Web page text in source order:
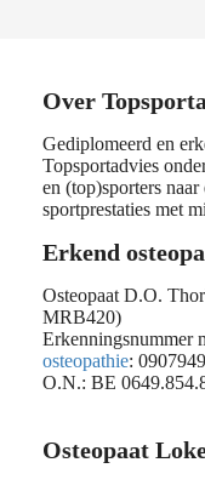
Over
Gediplomeerd en
Topsportadvies
en (top)sporters
sportprestaties met
Erkend
Osteopaat D.O.
MRB420)
Erkenningsnummer
osteopathie:
O.N.: BE
Osteopaat